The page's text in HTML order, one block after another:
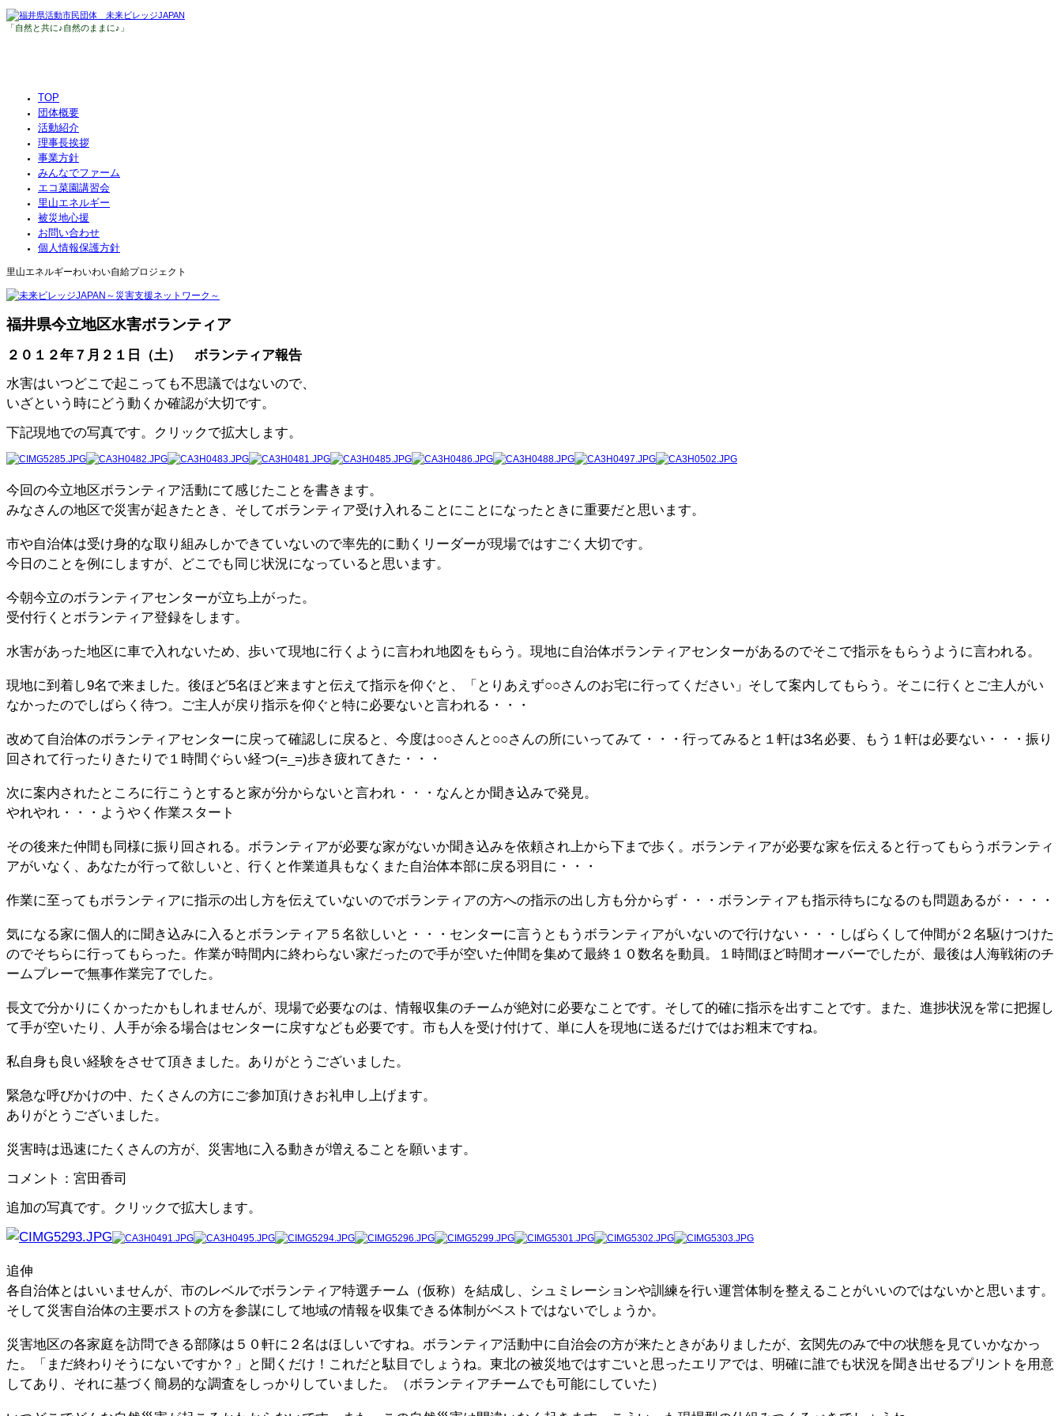
「自然と共に♪自然のままに♪」
TOP
団体概要
活動紹介
理事長挨拶
事業方針
みんなでファーム
エコ菜園講習会
里山エネルギー
被災地心援
お問い合わせ
個人情報保護方針
里山エネルギーわいわい自給プロジェクト
福井県今立地区水害ボランティア
２０１２年７月２１日（土） ボランティア報告
水害はいつどこで起こっても不思議ではないので、
いざという時にどう動くか確認が大切です。
下記現地での写真です。クリックで拡大します。
今回の今立地区ボランティア活動にて感じたことを書きます。
みなさんの地区で災害が起きたとき、そしてボランティア受け入れることにことになったときに重要だと思います。
市や自治体は受け身的な取り組みしかできていないので率先的に動くリーダーが現場ではすごく大切です。
今日のことを例にしますが、どこでも同じ状況になっていると思います。
今朝今立のボランティアセンターが立ち上がった。
受付行くとボランティア登録をします。
水害があった地区に車で入れないため、歩いて現地に行くように言われ地図をもらう。現地に自治体ボランティアセンターがあるのでそこで指示をもらうように言われる。
現地に到着し9名で来ました。後ほど5名ほど来ますと伝えて指示を仰ぐと、「とりあえず○○さんのお宅に行ってください」そして案内してもらう。そこに行くとご主人がい
なかったのでしばらく待つ。ご主人が戻り指示を仰ぐと特に必要ないと言われる・・・
改めて自治体のボランティアセンターに戻って確認しに戻ると、今度は○○さんと○○さんの所にいってみて・・・行ってみると１軒は3名必要、もう１軒は必要ない・・・振り
回されて行ったりきたりで１時間ぐらい経つ(=_=)歩き疲れてきた・・・
次に案内されたところに行こうとすると家が分からないと言われ・・・なんとか聞き込みで発見。
やれやれ・・・ようやく作業スタート
その後来た仲間も同様に振り回される。ボランティアが必要な家がないか聞き込みを依頼され上から下まで歩く。ボランティアが必要な家を伝えると行ってもらうボランティ
アがいなく、あなたが行って欲しいと、行くと作業道具もなくまた自治体本部に戻る羽目に・・・
作業に至ってもボランティアに指示の出し方を伝えていないのでボランティアの方への指示の出し方も分からず・・・ボランティアも指示待ちになるのも問題あるが・・・・
気になる家に個人的に聞き込みに入るとボランティア５名欲しいと・・・センターに言うともうボランティアがいないので行けない・・・しばらくして仲間が２名駆けつけた
のでそちらに行ってもらった。作業が時間内に終わらない家だったので手が空いた仲間を集めて最終１０数名を動員。１時間ほど時間オーバーでしたが、最後は人海戦術のチ
ームプレーで無事作業完了でした。
長文で分かりにくかったかもしれませんが、現場で必要なのは、情報収集のチームが絶対に必要なことです。そして的確に指示を出すことです。また、進捗状況を常に把握し
て手が空いたり、人手が余る場合はセンターに戻すなども必要です。市も人を受け付けて、単に人を現地に送るだけではお粗末ですね。
私自身も良い経験をさせて頂きました。ありがとうございました。
緊急な呼びかけの中、たくさんの方にご参加頂けきお礼申し上げます。
ありがとうございました。
災害時は迅速にたくさんの方が、災害地に入る動きが増えることを願います。
コメント：宮田香司
追加の写真です。クリックで拡大します。
追伸
各自治体とはいいませんが、市のレベルでボランティア特選チーム（仮称）を結成し、シュミレーションや訓練を行い運営体制を整えることがいいのではないかと思います。
そして災害自治体の主要ポストの方を参謀にして地域の情報を収集できる体制がベストではないでしょうか。
災害地区の各家庭を訪問できる部隊は５０軒に２名はほしいですね。ボランティア活動中に自治会の方が来たときがありましたが、玄関先のみで中の状態を見ていかなかっ
た。「まだ終わりそうにないですか？」と聞くだけ！これだと駄目でしょうね。東北の被災地ではすごいと思ったエリアでは、明確に誰でも状況を聞き出せるプリントを用意
してあり、それに基づく簡易的な調査をしっかりしていました。（ボランティアチームでも可能にしていた）